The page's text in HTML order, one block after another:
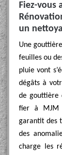
Fiez-vous
un
Une
feuilles ou
pluie vont
dégâts à
de gouttière
fier à MJM
garantit des
des
charge les